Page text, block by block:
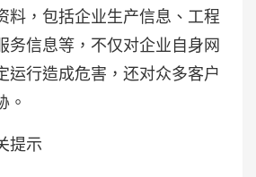
料，包括企业生产信息、工程
务信息等，不仅对企业自身网
运行造成危害，还对众多客户
。
提示